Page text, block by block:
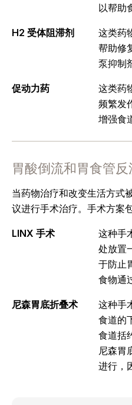
以帮助
H2 受体阻滞剂
这类药
帮助修
泵抑制
促动力药
这类药
频繁发
增强食
胃酸倒流和胃食管
当药物治疗和改变生活方式
议进行手术治疗。手术方案
LINX 手术
这种手
处放置
于防止
食物通
尼森胃底折叠术
这种手
食道的
食道括
尼森胃
进行，